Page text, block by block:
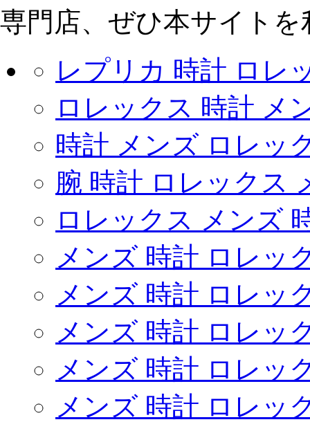
専門店、ぜひ本サイト
レプリカ 時計 ロレ
ロレックス 時計 メ
時計 メンズ ロレッ
腕 時計 ロレックス
ロレックス メンズ
メンズ 時計 ロレッ
メンズ 時計 ロレッ
メンズ 時計 ロレッ
メンズ 時計 ロレッ
メンズ 時計 ロレッ